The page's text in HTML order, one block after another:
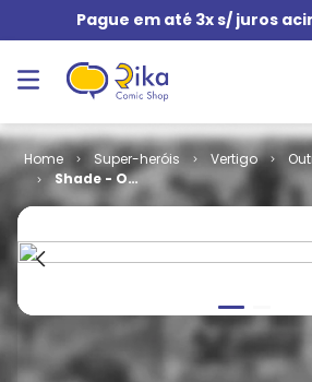
Pague em até 3x s/ juros
Super-heróis Vertigo
Shade - O
Homem
Limite da